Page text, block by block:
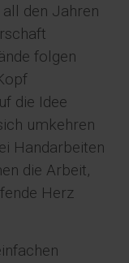
den Jahren
folgen
die Idee
umkehren
Handarbeiten
die Arbeit,
Herz